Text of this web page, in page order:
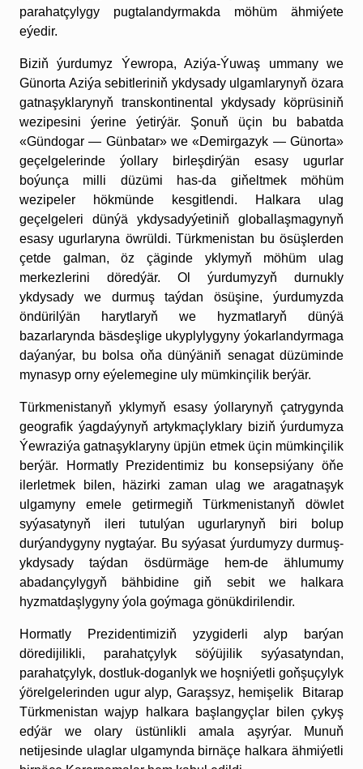
parahatçylygy pugta­landyrmakda möhüm ähmiýete
eýedir.
Biziň ýurdumyz Ýewropa, Aziýa-Ýuwaş ummany we
Günorta Aziýa sebitleriniň ykdysady ulgamlarynyň özara
gatnaşyklarynyň transkontinental ykdysady köprüsiniň
wezipesini ýerine ýetirýär. Şonuň üçin bu babatda
«Gündogar — Günbatar» we «Demirgazyk — Günorta»
geçelgelerinde ýollary birleşdirýän esasy ugurlar
boýunça milli düzümi has-da giňeltmek möhüm
wezipeler hökmünde kesgitlendi. Halkara ulag
geçelgeleri dünýä ykdysadyýetiniň globallaşmagynyň
esasy ugurlaryna öwrüldi. Türkmenistan bu ösüşlerden
çetde galman, öz çäginde yklymyň möhüm ulag
merkezlerini döredýär. Ol ýurdumyzyň durnukly
ykdysady we durmuş taýdan ösüşine, ýurdumyzda
öndürilýän harytlaryň we hyzmatlaryň dünýä
bazarlarynda bäsdeşlige ukyplylygyny ýokarlandyrmaga
daýanýar, bu bolsa oňa dünýäniň senagat düzüminde
mynasyp orny eýelemegine uly mümkinçilik berýär.
Türkmenistanyň yklymyň esasy ýollarynyň çatrygynda
geografik ýagdaýynyň artykmaçlyklary biziň ýurdumyza
Ýewraziýa gatnaşyklaryny üpjün etmek üçin mümkinçilik
berýär. Hormatly Prezidentimiz bu konsepsiýany öňe
ilerletmek bilen, häzirki zaman ulag we aragatnaşyk
ulgamyny emele getirmegiň Türkmenistanyň döwlet
syýasatynyň ileri tutulýan ugurlarynyň biri bolup
durýandygyny nygtaýar. Bu syýasat ýurdumyzy durmuş-
ykdysady taýdan ösdürmäge hem-de ählumumy
abadançylygyň bähbidine giň sebit we halkara
hyzmatdaşlygyny ýola goýmaga gönükdirilendir.
Hormatly Prezidentimiziň yzygiderli alyp barýan
döredijilikli, parahatçylyk söýüjilik syýasatyndan,
parahatçylyk, dostluk-doganlyk we hoşniýetli goňşuçylyk
ýörelgelerinden ugur alyp, Garaşsyz, hemişelik Bitarap
Türkmenistan wajyp halkara başlangyçlar bilen çykyş
edýär we olary üstünlikli amala aşyrýar. Munuň
netijesinde ulaglar ulgamynda birnäçe halkara ähmiýetli